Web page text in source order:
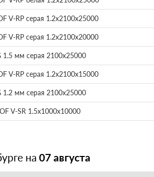
V-RP серая 1.2х2100х25000
V-RP серая 1.2х2100х20000
мм серая 2100х25000
V-RP серая 1.2х2100х15000
мм серая 2100х25000
V-SR 1.5х1000х10000
на 07 августа